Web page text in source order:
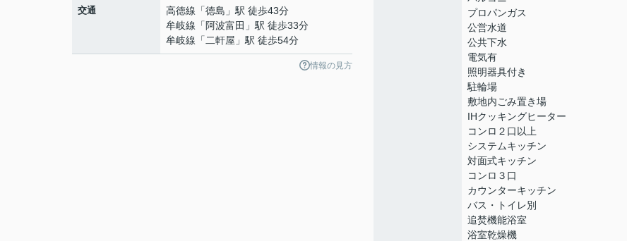
交通 高徳線 「徳島 」駅 徒歩43分
牟岐線 「 阿波富田 」駅 徒歩33分
牟岐線 「 二軒屋 」駅 徒歩54分
情報の見方
プロパンガス
公営水道
公共下水
電気有
照明器具付き
駐輪場
敷地内ごみ置き場
IHクッキングヒーター
コンロ２口以上
システムキッチン
対面式キッチン
コンロ３口
カウンターキッチン
バス・トイレ別
追焚機能浴室
浴室乾燥機